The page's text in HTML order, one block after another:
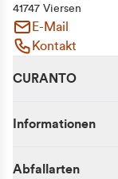
41747 Viersen
E-Mail
Kontakt
CURANTO
Informationen
Abfallarten